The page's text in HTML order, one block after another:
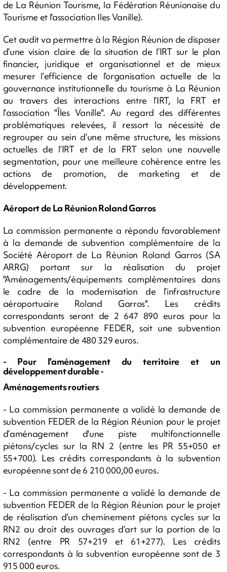
de La Réunion Tourisme, la Fédération Réunionaise du
Tourisme et l'association Iles Vanille).
Cet audit va permettre à la Région Réunion de disposer
d’une vision claire de la situation de l’IRT sur le plan
financier, juridique et organisationnel et de mieux
mesurer l’efficience de l’organisation actuelle de la
gouvernance institutionnelle du tourisme à La Réunion
au travers des interactions entre l’IRT, la FRT et
l’association "Îles Vanille". Au regard des différentes
problématiques relevées, il ressort la nécessité de
regrouper au sein d’une même structure, les missions
actuelles de l’IRT et de la FRT selon une nouvelle
segmentation, pour une meilleure cohérence entre les
actions de promotion, de marketing et de
développement.
Aéroport de La Réunion Roland Garros
La commission permanente a répondu favorablement
à la demande de subvention complémentaire de la
Société Aéroport de La Réunion Roland Garros (SA
ARRG) portant sur la réalisation du projet
"Aménagements/équipements complémentaires dans
le cadre de la modernisation de l’infrastructure
aéroportuaire Roland Garros". Les crédits
correspondants seront de 2 647 890 euros pour la
subvention européenne FEDER, soit une subvention
complémentaire de 480 329 euros.
- Pour l'aménagement du territoire et un
développement durable -
Aménagements routiers
- La commission permanente a validé la demande de
subvention FEDER de la Région Réunion pour le projet
d’aménagement d'une piste multifonctionnelle
piétons/cycles sur la RN 2 (entre les PR 55+050 et
55+700). Les crédits correspondants à la subvention
européenne sont de 6 210 000,00 euros.
- La commission permanente a validé la demande de
subvention FEDER de la Région Réunion pour le projet
de réalisation d’un cheminement piétons cycles sur la
RN2 au droit des ouvrages d’art sur la portion de la
RN2 (entre PR 57+219 et 61+277). Les crédits
correspondants à la subvention européenne sont de 3
915 000 euros.